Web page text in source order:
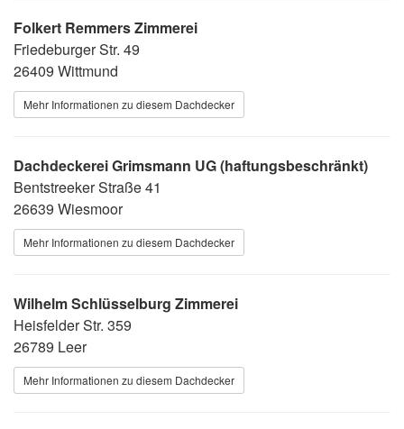
Folkert Remmers Zimmerei
Friedeburger Str. 49
26409 Wittmund
Mehr Informationen zu diesem Dachdecker
Dachdeckerei Grimsmann UG (haftungsbeschränkt)
Bentstreeker Straße 41
26639 Wiesmoor
Mehr Informationen zu diesem Dachdecker
Wilhelm Schlüsselburg Zimmerei
Heisfelder Str. 359
26789 Leer
Mehr Informationen zu diesem Dachdecker